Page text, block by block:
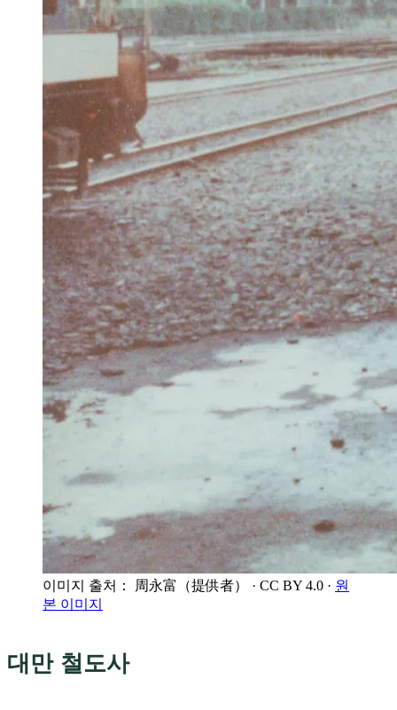
이미지 출처： 周永富（提供者） · CC BY 4.0 · 원
본 이미지
대만 철도사